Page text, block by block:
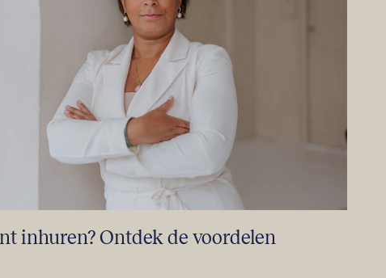
inhuren? Ontdek de voordelen